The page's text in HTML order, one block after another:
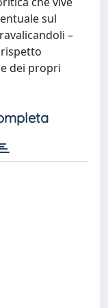
sul
–
dei propri